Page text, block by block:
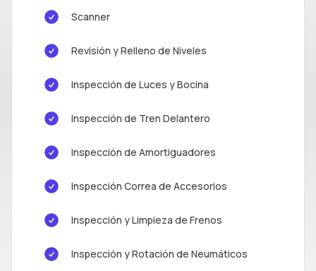
Scanner
Revisión y Relleno de Niveles
Inspección de Luces y Bocina
Inspección de Tren Delantero
Inspección de Amortiguadores
Inspección Correa de Accesorios
Inspección y Limpieza de Frenos
Inspección y Rotación de Neumáticos